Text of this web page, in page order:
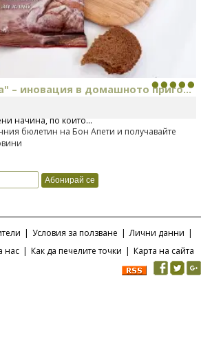
– иновация в домашното приго...
стартира предлагането на изцяло нов
начина, по който...
бюлетин на Бон Апети и получавайте
| Условия за ползване | Лични данни |
нас | Как да печелите точки | Карта на сайта